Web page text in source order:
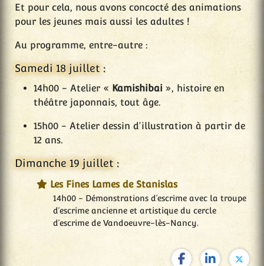
Et pour cela, nous avons concocté des animations
pour les jeunes mais aussi les adultes !
Au programme, entre-autre :
Samedi 18 juillet :
14h00 - Atelier « Kamishibai », histoire en
théâtre japonnais, tout âge.
15h00 - Atelier dessin d'illustration à partir de
12 ans.
Dimanche 19 juillet :
Les Fines Lames de Stanislas
14h00 - Démonstrations d’escrime avec la troupe
d’escrime ancienne et artistique du cercle
d’escrime de Vandoeuvre-lès-Nancy.